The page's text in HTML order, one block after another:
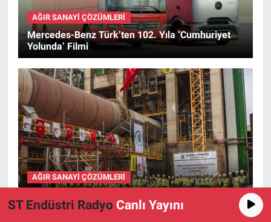
AĞIR SANAYI ÇÖZÜMLERI
Mercedes-Benz Türk’ten 102. Yıla ‘Cumhuriyet
Yolunda’ Filmi
AĞIR SANAYI ÇÖZÜMLERI
ST Endüstri Radyo Canlı Yayını